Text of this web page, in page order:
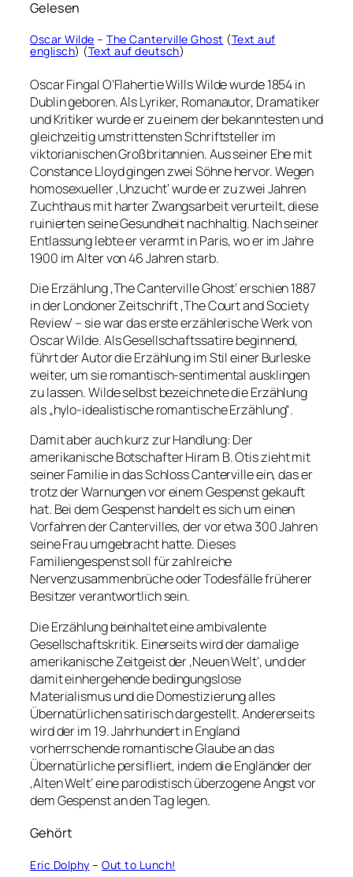
Gelesen
Oscar Wilde – The Canterville Ghost (Text auf
englisch) (Text auf deutsch)
Oscar Fingal O’Flahertie Wills Wilde wurde 1854 in
Dublin geboren. Als Lyriker, Romanautor, Dramatiker
und Kritiker wurde er zu einem der bekanntesten und
gleichzeitig umstrittensten Schriftsteller im
viktorianischen Großbritannien. Aus seiner Ehe mit
Constance Lloyd gingen zwei Söhne hervor. Wegen
homosexueller ‚Unzucht‘ wurde er zu zwei Jahren
Zuchthaus mit harter Zwangsarbeit verurteilt, diese
ruinierten seine Gesundheit nachhaltig. Nach seiner
Entlassung lebte er verarmt in Paris, wo er im Jahre
1900 im Alter von 46 Jahren starb.
Die Erzählung ‚The Canterville Ghost‘ erschien 1887
in der Londoner Zeitschrift ‚The Court and Society
Review‘ – sie war das erste erzählerische Werk von
Oscar Wilde. Als Gesellschaftssatire beginnend,
führt der Autor die Erzählung im Stil einer Burleske
weiter, um sie romantisch-sentimental ausklingen
zu lassen. Wilde selbst bezeichnete die Erzählung
als „hylo-idealistische romantische Erzählung“.
Damit aber auch kurz zur Handlung: Der
amerikanische Botschafter Hiram B. Otis zieht mit
seiner Familie in das Schloss Canterville ein, das er
trotz der Warnungen vor einem Gespenst gekauft
hat. Bei dem Gespenst handelt es sich um einen
Vorfahren der Cantervilles, der vor etwa 300 Jahren
seine Frau umgebracht hatte. Dieses
Familiengespenst soll für zahlreiche
Nervenzusammenbrüche oder Todesfälle früherer
Besitzer verantwortlich sein.
Die Erzählung beinhaltet eine ambivalente
Gesellschaftskritik. Einerseits wird der damalige
amerikanische Zeitgeist der ‚Neuen Welt‘, und der
damit einhergehende bedingungslose
Materialismus und die Domestizierung alles
Übernatürlichen satirisch dargestellt. Andererseits
wird der im 19. Jahrhundert in England
vorherrschende romantische Glaube an das
Übernatürliche persifliert, indem die Engländer der
‚Alten Welt‘ eine parodistisch überzogene Angst vor
dem Gespenst an den Tag legen.
Gehört
Eric Dolphy – Out to Lunch!